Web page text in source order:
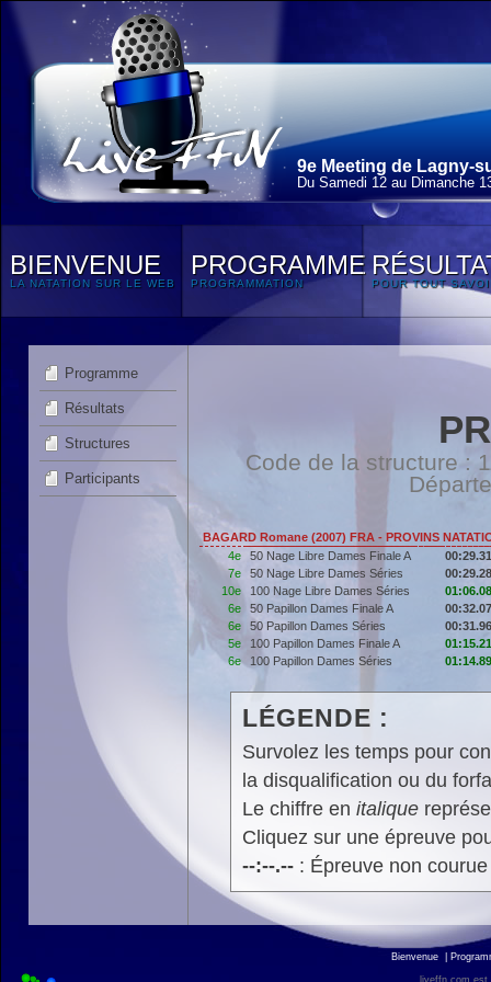
9e Meeting de Lagny-
Du Samedi 12 au Dimanche
BIENVENUE
LA NATATION SUR LE WEB
PROGRAMME
PROGRAMMATION POUR TOUT
Programme
Résultats
Structures
Participants
Code de la structure :
BAGARD Romane (2007) FRA - PROVINS
4e
50 Nage Libre Dames Finale A
00:29.31
7e
50 Nage Libre Dames Séries
00:29.28
10e
100 Nage Libre Dames Séries
01:06.08
6e
50 Papillon Dames Finale A
00:32.07
6e
50 Papillon Dames Séries
00:31.96
5e
100 Papillon Dames Finale A
01:15.21
6e
100 Papillon Dames Séries 01:14.89
LÉGENDE :
Survolez les temps pour
la disqualification ou du
Le chiffre en italique
Cliquez sur une épreuve
--:--.--: Épreuve non
Bienvenue
liveffn.com est